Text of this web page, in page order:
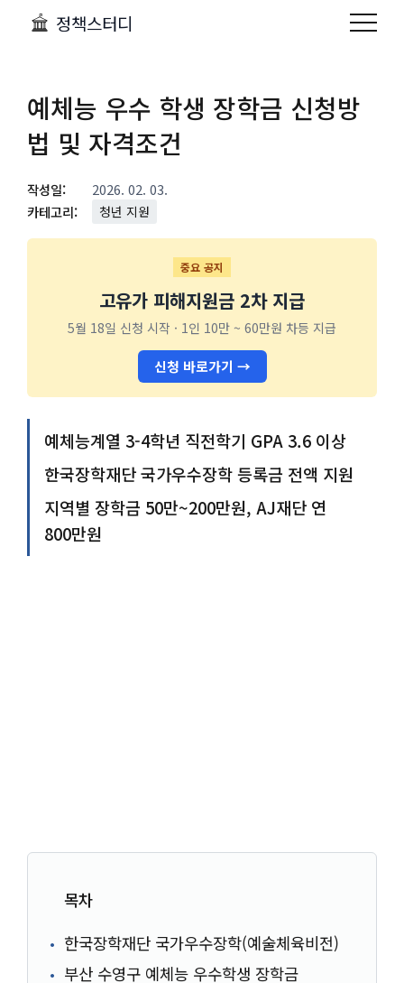
정책스터디
예체능 우수 학생 장학금 신청방
법 및 자격조건
작성일:
2026. 02. 03.
카테고리:
청년 지원
중요 공지
고유가 피해지원금 2차 지급
5월 18일 신청 시작 · 1인 10만 ~ 60만원 차등 지급
신청 바로가기 →
예체능계열 3-4학년 직전학기 GPA 3.6 이상
한국장학재단 국가우수장학 등록금 전액 지원
지역별 장학금 50만~200만원, AJ재단 연
800만원
목차
한국장학재단 국가우수장학(예술체육비전)
부산 수영구 예체능 우수학생 장학금